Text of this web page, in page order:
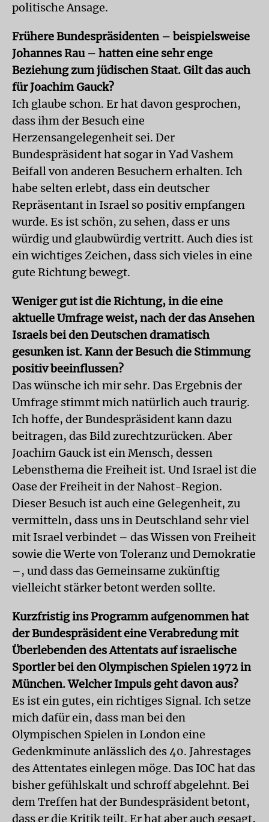
politische Ansage.
Frühere Bundespräsidenten – beispielsweise
Johannes Rau – hatten eine sehr enge
Beziehung zum jüdischen Staat. Gilt das auch
für Joachim Gauck?
Ich glaube schon. Er hat davon gesprochen,
dass ihm der Besuch eine
Herzensangelegenheit sei. Der
Bundespräsident hat sogar in Yad Vashem
Beifall von anderen Besuchern erhalten. Ich
habe selten erlebt, dass ein deutscher
Repräsentant in Israel so positiv empfangen
wurde. Es ist schön, zu sehen, dass er uns
würdig und glaubwürdig vertritt. Auch dies ist
ein wichtiges Zeichen, dass sich vieles in eine
gute Richtung bewegt.
Weniger gut ist die Richtung, in die eine
aktuelle Umfrage weist, nach der das Ansehen
Israels bei den Deutschen dramatisch
gesunken ist. Kann der Besuch die Stimmung
positiv beeinflussen?
Das wünsche ich mir sehr. Das Ergebnis der
Umfrage stimmt mich natürlich auch traurig.
Ich hoffe, der Bundespräsident kann dazu
beitragen, das Bild zurechtzurücken. Aber
Joachim Gauck ist ein Mensch, dessen
Lebensthema die Freiheit ist. Und Israel ist die
Oase der Freiheit in der Nahost-Region.
Dieser Besuch ist auch eine Gelegenheit, zu
vermitteln, dass uns in Deutschland sehr viel
mit Israel verbindet – das Wissen von Freiheit
sowie die Werte von Toleranz und Demokratie
–, und dass das Gemeinsame zukünftig
vielleicht stärker betont werden sollte.
Kurzfristig ins Programm aufgenommen hat
der Bundespräsident eine Verabredung mit
Überlebenden des Attentats auf israelische
Sportler bei den Olympischen Spielen 1972 in
München. Welcher Impuls geht davon aus?
Es ist ein gutes, ein richtiges Signal. Ich setze
mich dafür ein, dass man bei den
Olympischen Spielen in London eine
Gedenkminute anlässlich des 40. Jahrestages
des Attentates einlegen möge. Das IOC hat das
bisher gefühlskalt und schroff abgelehnt. Bei
dem Treffen hat der Bundespräsident betont,
dass er die Kritik teilt. Er hat aber auch gesagt,